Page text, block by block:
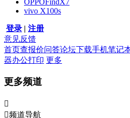
OPPOFindX7
vivo X100s
登录
注册
意见反馈
首页查报价问答论坛 下载手机笔记
器办公打印 更多
更多频道

频道导航